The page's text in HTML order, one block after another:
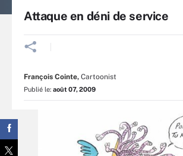
Attaque en déni de service
François Cointe, Cartoonist
Publié le: août 07, 2009